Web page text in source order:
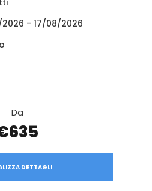
- 17/08/2026
Da
DETTAGLI